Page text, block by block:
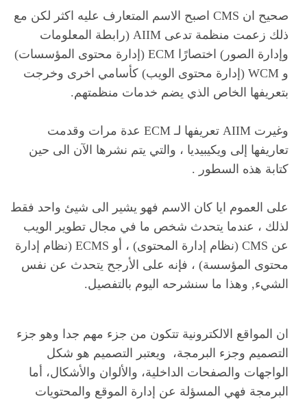
صحيح ان CMS اصبح الاسم المتعارف عليه اكثر لكن مع
ذلك زعمت منظمة تدعى AIIM (رابطة المعلومات
وإدارة الصور) اختصارًا ECM (إدارة محتوى المؤسسات)
و WCM (إدارة محتوى الويب) كأسامي اخرى وخرجت
بتعريفها الخاص الذي يضم خدمات منظمتهم.
وغيرت AIIM تعريفها لـ ECM عدة مرات وقدمت
تعاريفها إلى ويكيبيديا ، والتي يتم نشرها الآن الى حين
كتابة هذه السطور .
على العموم ايا كان الاسم فهو يشير الى شيئ واحد فقط
لذلك ، عندما يتحدث شخص ما في مجال تطوير الويب
عن CMS (نظام إدارة المحتوى) ، أو ECMS (نظام إدارة
محتوى المؤسسة) ، فإنه على الأرجح يتحدث عن نفس
الشيء, وهذا ما سنشرحه اليوم بالتفصيل.
ان المواقع الالكترونية تتكون من جزء مهم جدا وهو جزء
التصميم وجزء البرمجة، ويعتبر التصميم هو شكل
الواجهات والصفحات الداخلية، والألوان والأشكال، أما
البرمجة فهي المسؤلة عن إدارة الموقع والمحتويات